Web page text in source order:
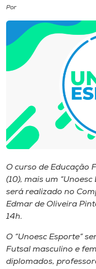
Cultura
CPA
Editora
Museu
Unoesc
Por
O curso de Educação
(10), mais um
será realizado no
Edmar de Oliveira
14h.
O “Unoesc Esporte”
Futsal masculino e
diplomados,